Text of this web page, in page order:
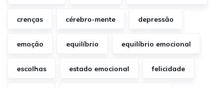
crenças cérebro-mente depressão
emoção equilíbrio equilíbrio emocional
escolhas estado emocional felicidade